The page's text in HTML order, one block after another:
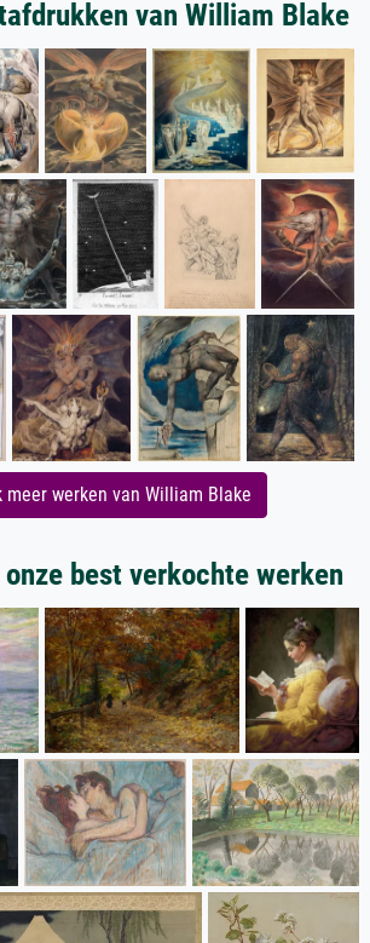
van William Blake
meer werken van William Blake
best verkochte werken